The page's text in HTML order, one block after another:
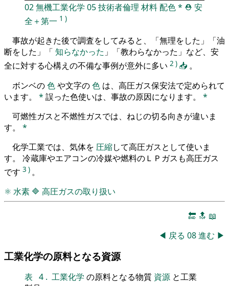
02無機工業化学 05技術者倫理 材料配色* ⛑️ 安
全＋第一 1 )
事故が起きた後で調査をしてみると、「無理をした」「油
断をした」「 知らなかった 」「教わらなかった」など、安
全に対する心構えの不備な事例が意外に多い 2 ) 📥 。
ボンベの色や文字の色 は、高圧ガス保安法で定められて
います。 * 誤った色使いは、事故の原因になります。 *
可燃性ガスと不燃性ガスでは、ねじの切る向きが違いま
す。 *
化学工業では、気体を 圧縮して高圧ガスとして使いま
す。 冷蔵庫やエアコンの冷媒や燃料のＬＰガスも高圧ガス
です 3 ) 。
⚛ 水素 🔷 高圧ガスの取り扱い
🔚 🔝 📖
◀ 戻る 08進む ▶
工業化学の原料となる資源
表 4 . 工業化学 の原料となる物質 資源 と工業